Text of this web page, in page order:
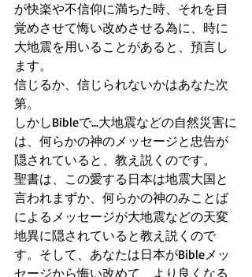
が快楽や不信仰に満ちた時、それを目
覚めさせて悔い改めさせる為に、時に
大地震を用いることがあると、預言し
ます。
信じるか、信じられないかはあなた次
第。
しかしBibleで...大地震などの自然災害に
は、何らかの神のメッセージと忠告が
隠されていると、教え説くのです。
聖書は、この愛する日本は地震大国と
言われまずか、何らかの神のみことば
によるメッセージが大地震などの天変
地異に隠されていると教え説くので
す。そして、あなたは日本がBibleメッ
セージから悔い改めて、より良くなる